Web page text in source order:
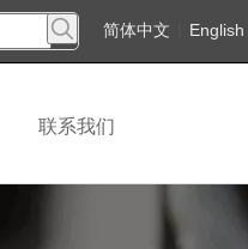
简体中文 English
联系我们